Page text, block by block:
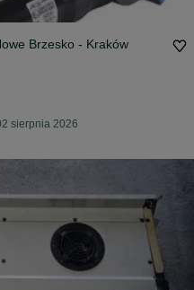
Brzesko - Kraków
sierpnia 2026